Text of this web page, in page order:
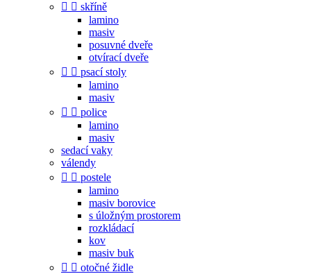
  skříně
lamino
masiv
posuvné dveře
otvírací dveře
  psací stoly
lamino
masiv
  police
lamino
masiv
sedací vaky
válendy
  postele
lamino
masiv borovice
s úložným prostorem
rozkládací
kov
masiv buk
  otočné židle